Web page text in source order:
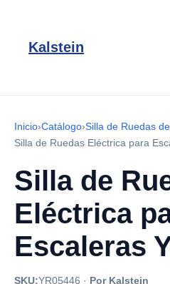
Kalstein
Inicio›Catálogo›Silla de Ruedas
Silla de Ruedas Eléctrica para
Silla de
Eléctrica
Escaleras
SKU:YR05446 · Por Kalstein